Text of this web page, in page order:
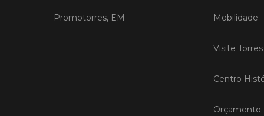
Promotorres, EM Mobilidade
Visite
Centro
Orçamento